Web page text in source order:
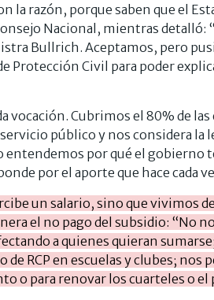
razón, porque saben que el
Nacional, mientras detalló:
Bullrich. Aceptamos, pero
Protección Civil para poder
Cubrimos el 80% de
público y nos considera la
por qué el gobierno
por el aporte que hace cada
un salario, sino que vivimos
el no pago del subsidio: “No
a quienes quieran
RCP en escuelas y clubes; nos
o para renovar los cuarteles o